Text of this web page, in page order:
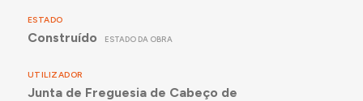
ESTADO
Construído ESTADO DA OBRA
UTILIZADOR
Junta de Freguesia de Cabeço de